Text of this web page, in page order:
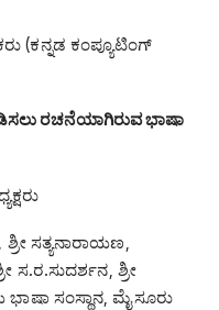
(ಕನ್ನಡ ಕಂಪ್ಯೂಟಿಂಗ್‌
ರಚನೆಯಾಗಿರುವ ಭಾಷಾ
ಸತ್ಯನಾರಾಯಣ,
ಸ.ರ.ಸುದರ್ಶನ, ಶ್ರೀ
ಸಂಸ್ಥಾನ, ಮೈಸೂರು